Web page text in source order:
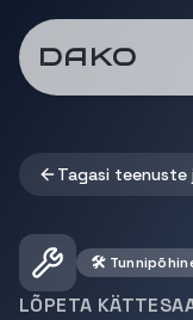
DAKO
Tagasi teenuste
🛠
LÕPETA